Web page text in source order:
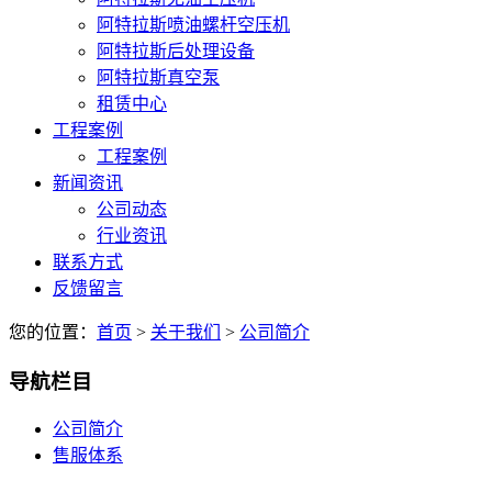
阿特拉斯喷油螺杆空压机
阿特拉斯后处理设备
阿特拉斯真空泵
租赁中心
工程案例
工程案例
新闻资讯
公司动态
行业资讯
联系方式
反馈留言
您的位置： 首页 > 关于我们 > 公司简介
导航栏目
公司简介
售服体系